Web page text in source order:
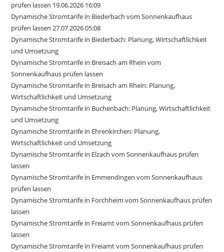
prüfen lassen 19.06.2026 16:09
Dynamische Stromtarife in Biederbach vom Sonnenkaufhaus
prüfen lassen 27.07.2026 05:08
Dynamische Stromtarife in Biederbach: Planung, Wirtschaftlichkeit
und Umsetzung
Dynamische Stromtarife in Breisach am Rhein vom
Sonnenkaufhaus prüfen lassen
Dynamische Stromtarife in Breisach am Rhein: Planung,
Wirtschaftlichkeit und Umsetzung
Dynamische Stromtarife in Buchenbach: Planung, Wirtschaftlichkeit
und Umsetzung
Dynamische Stromtarife in Ehrenkirchen: Planung,
Wirtschaftlichkeit und Umsetzung
Dynamische Stromtarife in Elzach vom Sonnenkaufhaus prüfen
lassen
Dynamische Stromtarife in Emmendingen vom Sonnenkaufhaus
prüfen lassen
Dynamische Stromtarife in Forchheim vom Sonnenkaufhaus prüfen
lassen
Dynamische Stromtarife in Freiamt vom Sonnenkaufhaus prüfen
lassen
Dynamische Stromtarife in Freiamt vom Sonnenkaufhaus prüfen